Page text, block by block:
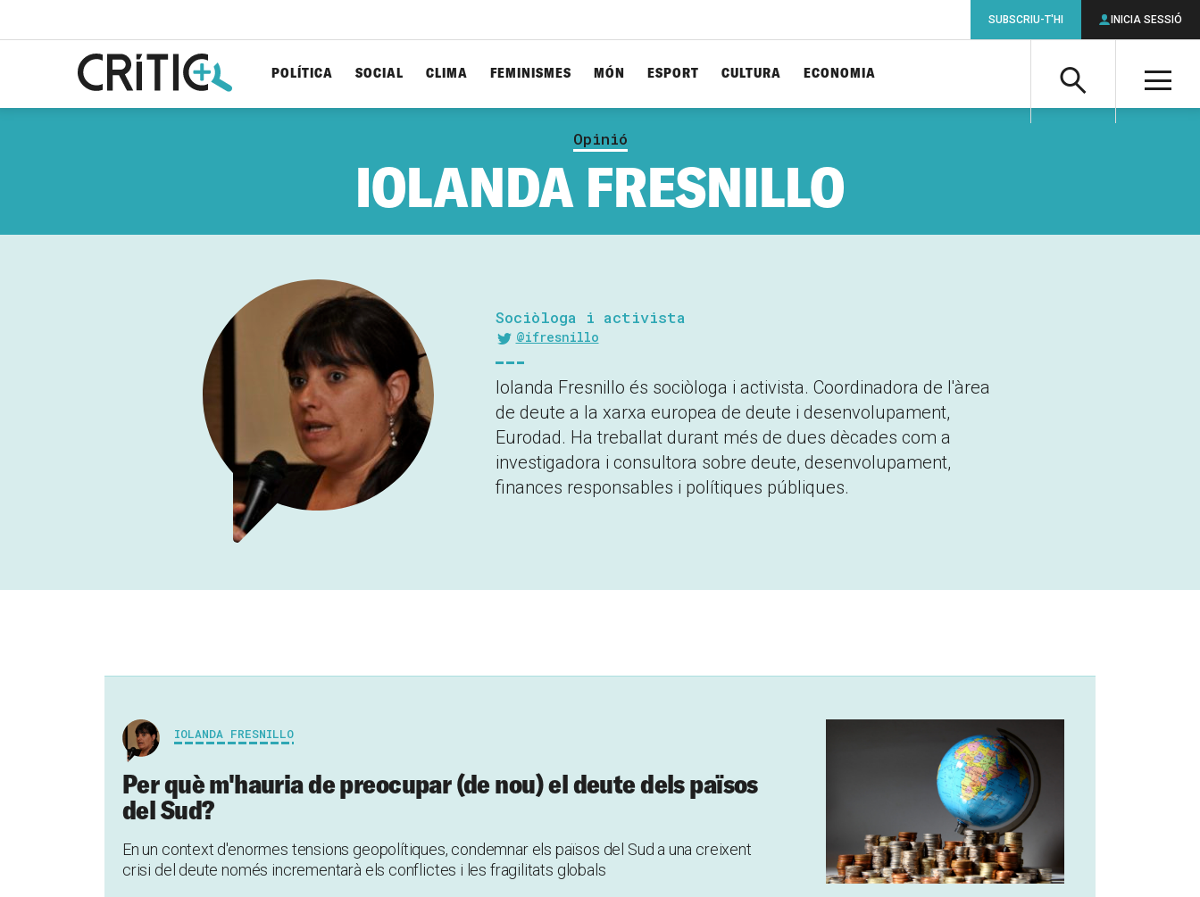
Cerca
POLÍTICA SOCIAL CLIMA FEMINISMES MÓN ESPORT CULTURA ECONOMIA
SUBSCRIU-T'HI INICIA SESSIÓ
Opinió
IOLANDA FRESNILLO
Sociòloga i activista
@ifresnillo
Iolanda Fresnillo és sociòloga i activista. Coordinadora de l'àrea
de deute a la xarxa europea de deute i desenvolupament,
Eurodad. Ha treballat durant més de dues dècades com a
investigadora i consultora sobre deute, desenvolupament,
finances responsables i polítiques públiques.
IOLANDA FRESNILLO
Per què m'hauria de preocupar (de nou) el deute dels països
del Sud?
En un context d'enormes tensions geopolítiques, condemnar els països del Sud a una creixent
crisi del deute només incrementarà els conflictes i les fragilitats globals